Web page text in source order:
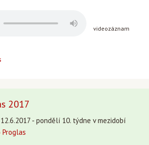
videozáznam
2017
- pondělí 10. týdne v mezidobí
Proglas